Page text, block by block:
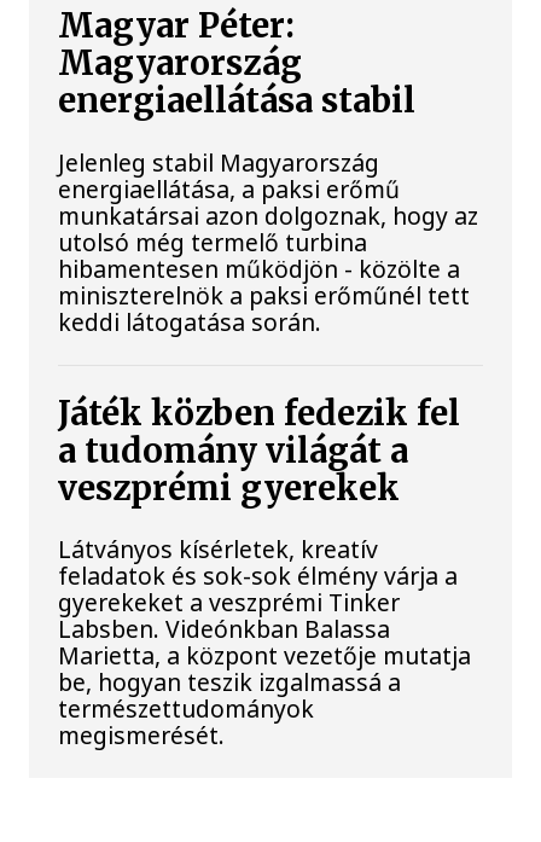
Magyar Péter:
Magyarország
energiaellátása stabil
Jelenleg stabil Magyarország
energiaellátása, a paksi erőmű
munkatársai azon dolgoznak, hogy az
utolsó még termelő turbina
hibamentesen működjön - közölte a
miniszterelnök a paksi erőműnél tett
keddi látogatása során.
Játék közben fedezik fel
a tudomány világát a
veszprémi gyerekek
Látványos kísérletek, kreatív
feladatok és sok-sok élmény várja a
gyerekeket a veszprémi Tinker
Labsben. Videónkban Balassa
Marietta, a központ vezetője mutatja
be, hogyan teszik izgalmassá a
természettudományok
megismerését.